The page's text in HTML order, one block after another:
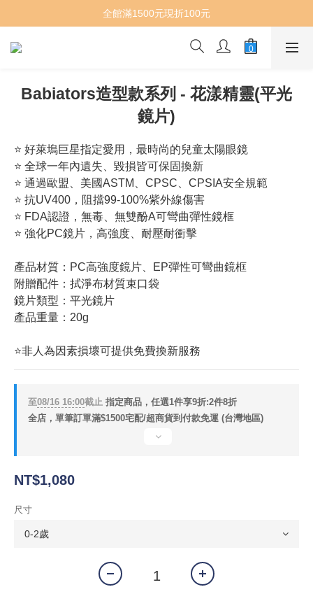
全館滿1500元現折100元
Babiators造型款系列 - 花漾精靈(平光
鏡片)
⭐ 好萊塢巨星指定愛用，最時尚的兒童太陽眼鏡
⭐ 全球一年內遺失、毀損皆可保固換新
⭐ 通過歐盟、美國ASTM、CPSC、CPSIA安全規範
⭐ 抗UV400，阻擋99-100%紫外線傷害
⭐ FDA認證，無毒、無雙酚A可彎曲彈性鏡框
⭐ 強化PC鏡片，高強度、耐壓耐衝擊
產品材質：PC高強度鏡片、EP彈性可彎曲鏡框
附贈配件：拭淨布材質束口袋
鏡片類型：平光鏡片
產品重量：20g
⭐非人為因素損壞可提供免費換新服務
至08/16 16:00截止 指定商品，任選1件享9折:2件8折
全店，單筆訂單滿$1500宅配/超商貨到付款免運 (台灣地區)
NT$1,080
尺寸